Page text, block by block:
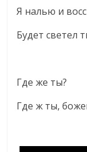
Я налью и
Будет светел
Где же ты?
Где ж ты,